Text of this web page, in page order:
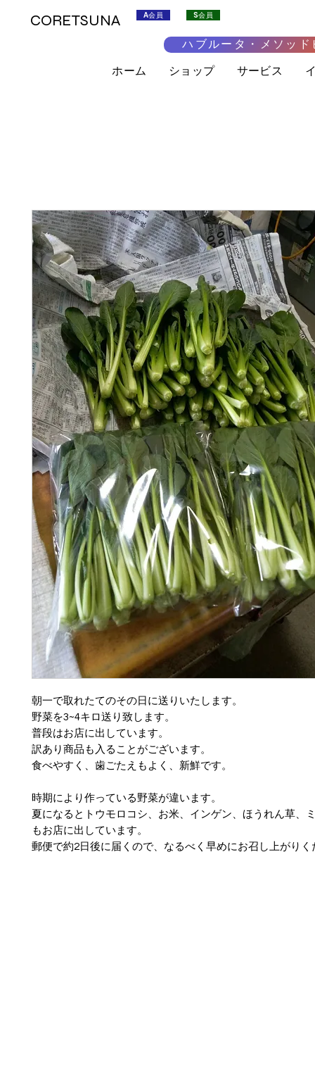
CORETSUNA A会員 S会員
ハブルータ・メソッド
ホーム ショップ サービス
朝一で取れたてのその日に送りいたします。
野菜を3~4キロ送り致します。
普段はお店に出しています。
訳あり商品も入ることがございます。
食べやすく、歯ごたえもよく、新鮮です。
時期により作っている野菜が違います。
夏になるとトウモロコシ、お米、インゲン、ほうれん草、
もお店に出しています。
郵便で約2日後に届くので、なるべく早めにお召し上がりく